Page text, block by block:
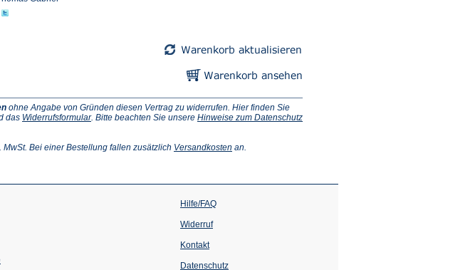
ohne Angabe von Gründen diesen Vertrag zu widerrufen. Hier finden Sie
das Widerrufsformular(Öffnet
neuen
. Bitte beachten Sie unsere Hinweise zum Datenschutz
Bei einer Bestellung fallen zusätzlich Versandkosten (Öffnet
Tab)
an.
Hilfe/FAQ
Widerruf
Kontakt
Datenschutz